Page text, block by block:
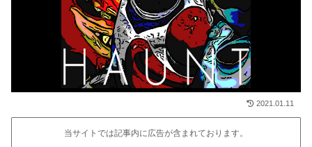
2021.01.11
当サイトでは記事内に広告が含まれております。